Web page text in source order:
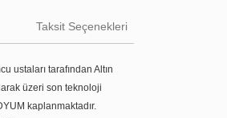
Taksit Seçenekleri
ustaları tarafından Altın
üzeri son teknoloji
kaplanmaktadır.